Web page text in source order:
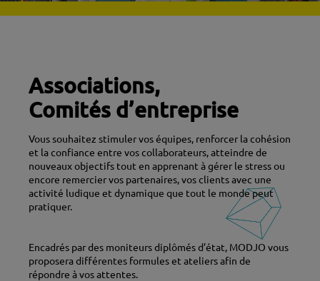
Associations,
Comités d’entreprise
Vous souhaitez stimuler vos équipes, renforcer la cohésion
et la confiance entre vos collaborateurs, atteindre de
nouveaux objectifs tout en apprenant à gérer le stress ou
encore remercier vos partenaires, vos clients avec une
activité ludique et dynamique que tout le monde peut
pratiquer.
Encadrés par des moniteurs diplômés d’état, MODJO vous
proposera différentes formules et ateliers afin de
répondre à vos attentes.